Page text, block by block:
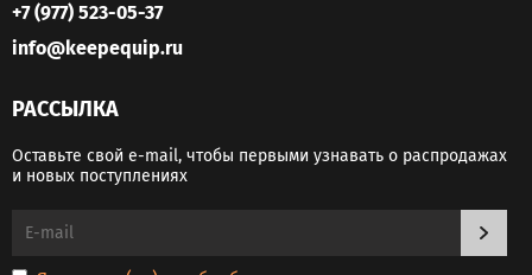
+7 (977) 523-05-37
info@keepequip.ru
РАССЫЛКА
Оставьте свой e-mail, чтобы первыми узнавать о распродажах
и новых поступлениях